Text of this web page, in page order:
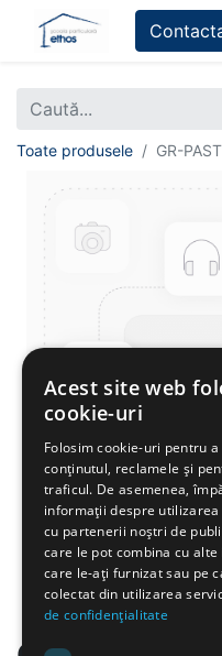
Toate produsele GR-
Acest site web
cookie-uri
Folosim cookie-uri pentru
conținutul, reclamele și
traficul. De asemenea,
informații despre
cu partenerii noștri de
care le pot combina cu
care le-ați furnizat sau pe
colectat din utilizarea
de confidențialitate